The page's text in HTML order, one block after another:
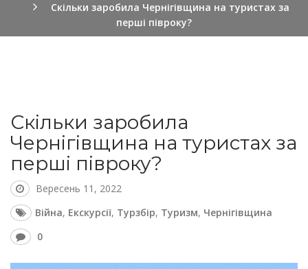
Скільки заробила Чернігівщина на туристах за
перші півроку?
Скільки заробила
Чернігівщина на туристах за
перші півроку?
Вересень 11, 2022
Війна, Екскурсії, Турзбір, Туризм, Чернігівщина
0